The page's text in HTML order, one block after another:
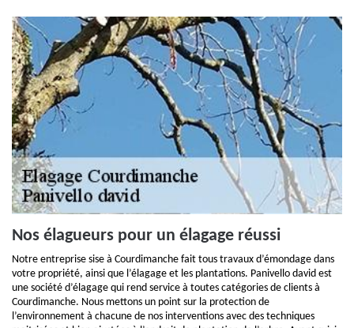
Nos élagueurs pour un élagage réussi
Notre entreprise sise à Courdimanche fait tous travaux d’émondage dans
votre propriété, ainsi que l’élagage et les plantations. Panivello david est
une société d’élagage qui rend service à toutes catégories de clients à
Courdimanche. Nous mettons un point sur la protection de
l’environnement à chacune de nos interventions avec des techniques